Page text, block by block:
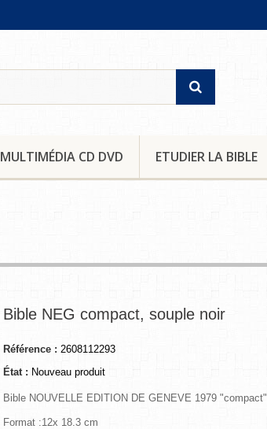
MULTIMÉDIA CD DVD ETUDIER LA BIBLE
Bible NEG compact, souple noir
Référence : 2608112293
État : Nouveau produit
Bible NOUVELLE EDITION DE GENEVE 1979 "compact"
Format :12x 18.3 cm